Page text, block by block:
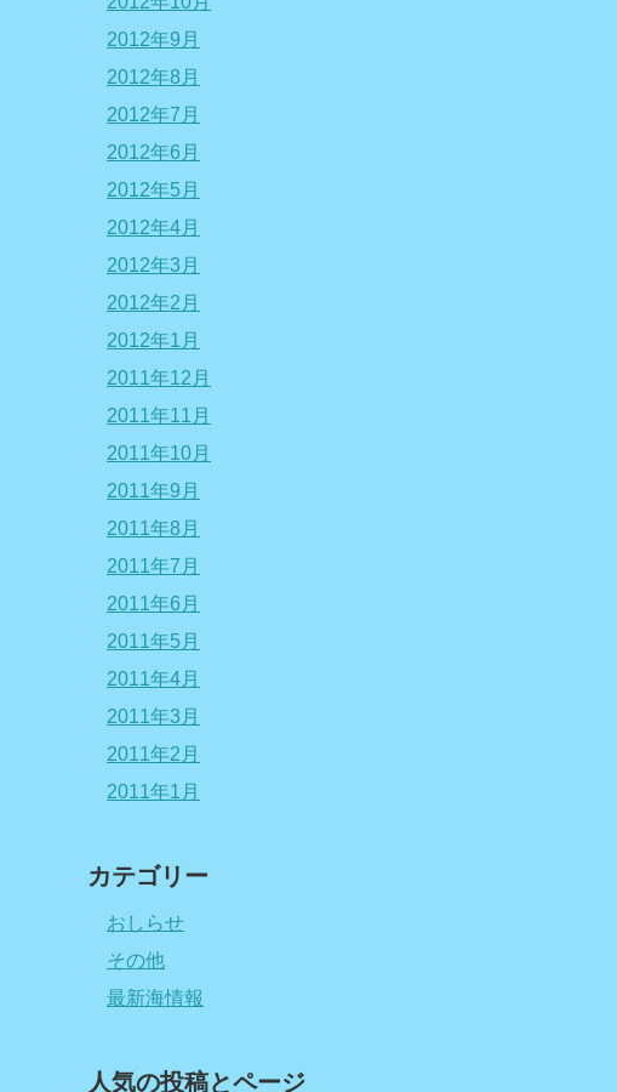
2012年9月
2012年8月
2012年7月
2012年6月
2012年5月
2012年4月
2012年3月
2012年2月
2012年1月
2011年12月
2011年11月
2011年10月
2011年9月
2011年8月
2011年7月
2011年6月
2011年5月
2011年4月
2011年3月
2011年2月
2011年1月
カテゴリー
おしらせ
その他
最新海情報
人気の投稿とページ